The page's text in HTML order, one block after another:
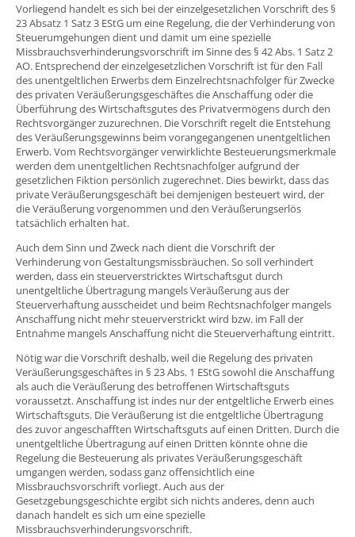
Vorliegend handelt es sich bei der einzelgesetzlichen Vorschrift des §
23 Absatz 1 Satz 3 EStG um eine Regelung, die der Verhinderung von
Steuerumgehungen dient und damit um eine spezielle
Missbrauchsverhinderungsvorschrift im Sinne des § 42 Abs. 1 Satz 2
AO. Entsprechend der einzelgesetzlichen Vorschrift ist für den Fall
des unentgeltlichen Erwerbs dem Einzelrechtsnachfolger für Zwecke
des privaten Veräußerungsgeschäftes die Anschaffung oder die
Überführung des Wirtschaftsgutes des Privatvermögens durch den
Rechtsvorgänger zuzurechnen. Die Vorschrift regelt die Entstehung
des Veräußerungsgewinns beim vorangegangenen unentgeltlichen
Erwerb. Vom Rechtsvorgänger verwirklichte Besteuerungsmerkmale
werden dem unentgeltlichen Rechtsnachfolger aufgrund der
gesetzlichen Fiktion persönlich zugerechnet. Dies bewirkt, dass das
private Veräußerungsgeschäft bei demjenigen besteuert wird, der
die Veräußerung vorgenommen und den Veräußerungserlös
tatsächlich erhalten hat.
Auch dem Sinn und Zweck nach dient die Vorschrift der
Verhinderung von Gestaltungsmissbräuchen. So soll verhindert
werden, dass ein steuerverstricktes Wirtschaftsgut durch
unentgeltliche Übertragung mangels Veräußerung aus der
Steuerverhaftung ausscheidet und beim Rechtsnachfolger mangels
Anschaffung nicht mehr steuerverstrickt wird bzw. im Fall der
Entnahme mangels Anschaffung nicht die Steuerverhaftung eintritt.
Nötig war die Vorschrift deshalb, weil die Regelung des privaten
Veräußerungsgeschäftes in § 23 Abs. 1 EStG sowohl die Anschaffung
als auch die Veräußerung des betroffenen Wirtschaftsguts
voraussetzt. Anschaffung ist indes nur der entgeltliche Erwerb eines
Wirtschaftsguts. Die Veräußerung ist die entgeltliche Übertragung
des zuvor angeschafften Wirtschaftsguts auf einen Dritten. Durch die
unentgeltliche Übertragung auf einen Dritten könnte ohne die
Regelung die Besteuerung als privates Veräußerungsgeschäft
umgangen werden, sodass ganz offensichtlich eine
Missbrauchsvorschrift vorliegt. Auch aus der
Gesetzgebungsgeschichte ergibt sich nichts anderes, denn auch
danach handelt es sich um eine spezielle
Missbrauchsverhinderungsvorschrift.